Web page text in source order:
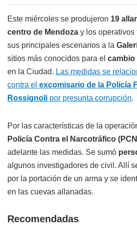
Este miércoles se produjeron 19
centro de Mendoza y los operativos
sus principales escenarios a la
sitios más conocidos para el cambio
en la Ciudad. Las medidas se
contra el excomisario de la Policía
Rossignoli por presunta corrupción.
Por las características de la
Policía Contra el Narcotráfico
adelante las medidas. Se sumó
algunos investigadores de civil. Allí
por la portación de un arma y se
en las cuevas allanadas.
Recomendadas